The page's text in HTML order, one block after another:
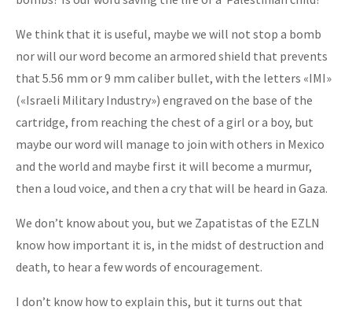
We think that it is useful, maybe we will not stop a bomb
nor will our word become an armored shield that prevents
that 5.56 mm or 9 mm caliber bullet, with the letters «IMI»
(«Israeli Military Industry») engraved on the base of the
cartridge, from reaching the chest of a girl or a boy, but
maybe our word will manage to join with others in Mexico
and the world and maybe first it will become a murmur,
then a loud voice, and then a cry that will be heard in Gaza.
We don’t know about you, but we Zapatistas of the EZLN
know how important it is, in the midst of destruction and
death, to hear a few words of encouragement.
I don’t know how to explain this, but it turns out that